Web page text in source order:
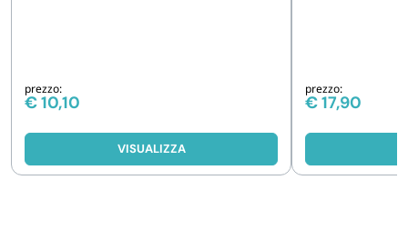
prezzo:
€10,10
VISUALIZZA
prezzo:
€17,90